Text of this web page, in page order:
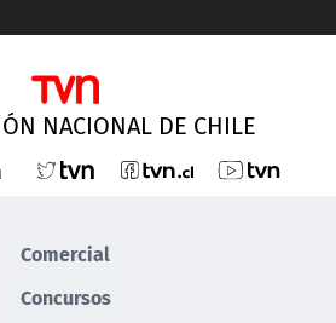
NACIONAL DE CHILE
Comercial
Concursos